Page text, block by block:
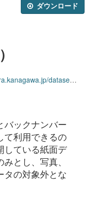
ダウンロード
36de21c5-8246-45d0-a150-2b8fdaf42a7c/download/kouhou_0715.zip
バックナンバー
て利用できるの
している紙面デ
とし、写真、
タの対象外とな